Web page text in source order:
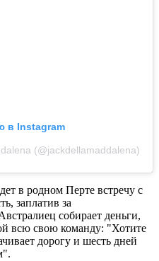
в Instagram
(@jackdellamaddalena)
в родном Перте встречу с
заплатив за
собирает деньги,
всю свою команду: "Хотите
дорогу и шесть дней